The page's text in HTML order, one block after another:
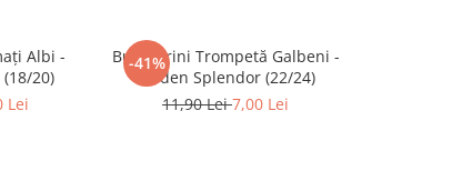
Albi -
(18/20)
Lei
-41%
Bulbi Crini Trompetă Galbeni -
Golden Splendor (22/24)
11,90 Lei7,00 Lei